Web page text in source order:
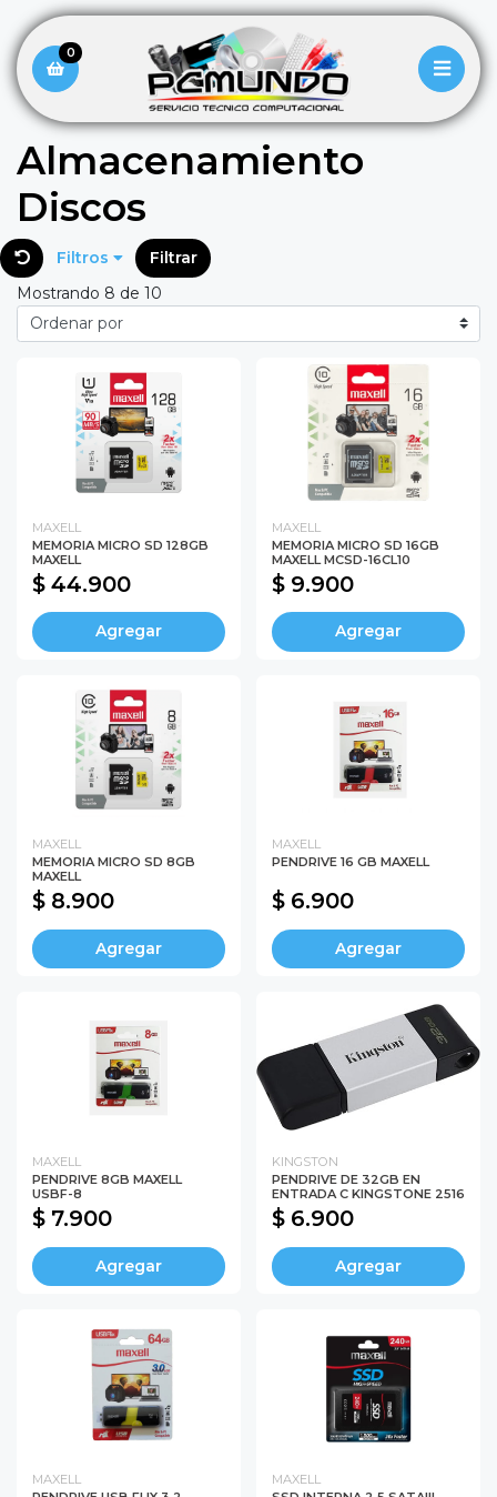
0
Almacenamiento
Discos
Filtros
Filtrar
Mostrando 8 de 10
MAXELL
MEMORIA MICRO SD 128GB
MAXELL
$ 44.900
Agregar
MAXELL
MEMORIA MICRO SD 16GB
MAXELL MCSD-16CL10
$ 9.900
Agregar
MAXELL
MEMORIA MICRO SD 8GB
MAXELL
$ 8.900
Agregar
MAXELL
PENDRIVE 16 GB MAXELL
$ 6.900
Agregar
MAXELL
PENDRIVE 8GB MAXELL
USBF-8
$ 7.900
Agregar
KINGSTON
PENDRIVE DE 32GB EN
ENTRADA C KINGSTONE 2516
$ 6.900
Agregar
MAXELL
MAXELL